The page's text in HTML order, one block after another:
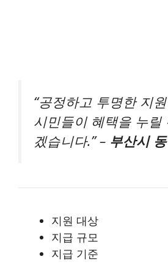
“공정하고 투명한 지
시민들이 혜택을 누릴
겠습니다.” – 부산시
지원 대상
지급 규모
지급 기준